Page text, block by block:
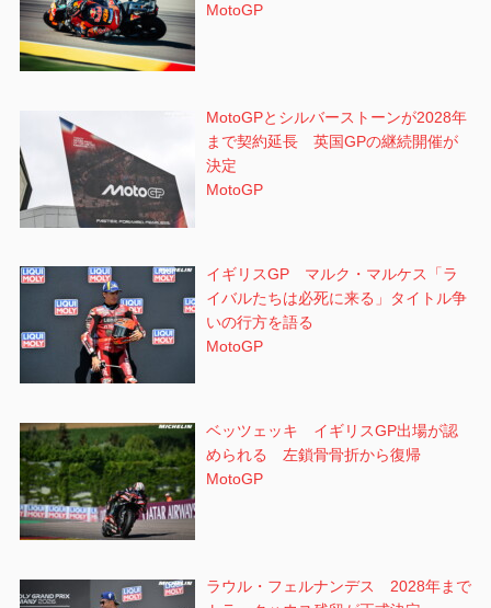
MotoGP
MotoGPとシルバーストーンが2028年
まで契約延長 英国GPの継続開催が
決定
MotoGP
イギリスGP マルク・マルケス「ラ
イバルたちは必死に来る」タイトル争
いの行方を語る
MotoGP
ベッツェッキ イギリスGP出場が認
められる 左鎖骨骨折から復帰
MotoGP
ラウル・フェルナンデス 2028年まで